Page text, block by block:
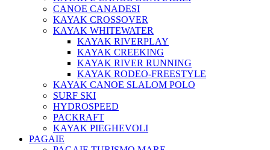
CANOE CANADESI
KAYAK CROSSOVER
KAYAK WHITEWATER
KAYAK RIVERPLAY
KAYAK CREEKING
KAYAK RIVER RUNNING
KAYAK RODEO-FREESTYLE
KAYAK CANOE SLALOM POLO
SURF SKI
HYDROSPEED
PACKRAFT
KAYAK PIEGHEVOLI
PAGAIE